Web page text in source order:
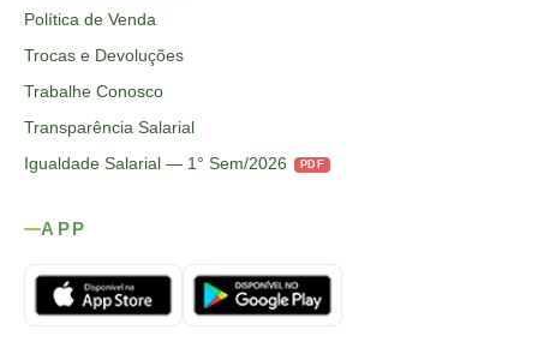
Política de Venda
Trocas e Devoluções
Trabalhe Conosco
Transparência Salarial
Igualdade Salarial — 1° Sem/2026
PDF
APP